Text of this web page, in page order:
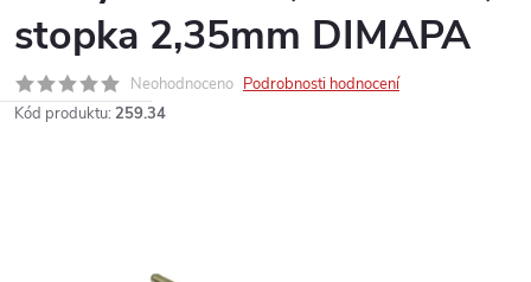
stopka 2,35mm DIMAPA
Neohodnoceno Podrobnosti hodnocení
Kód produktu: 259.34